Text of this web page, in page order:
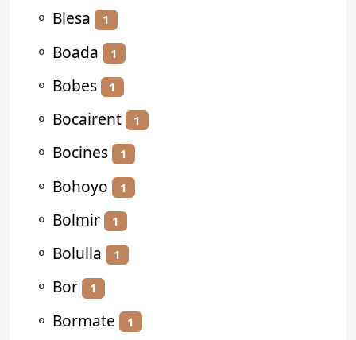
⚬ Blesa 1
⚬ Boada 1
⚬ Bobes 1
⚬ Bocairent 1
⚬ Bocines 1
⚬ Bohoyo 1
⚬ Bolmir 1
⚬ Bolulla 1
⚬ Bor 1
⚬ Bormate 1